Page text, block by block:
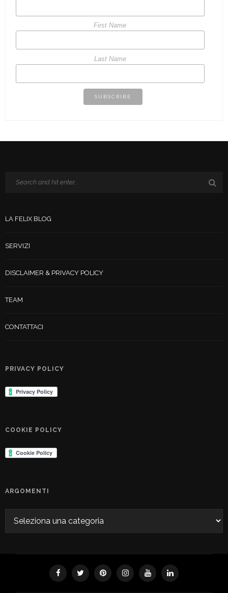
First Name
Last Name
LA FELIX BLOG
SERVIZI
DISCLAIMER & PRIVACY POLICY
TEAM
CONTATTACI
PRIVACY POLICY
COOKIE POLICY
ARGOMENTI